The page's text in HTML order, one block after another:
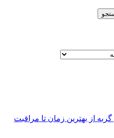
از بهترین زمان تا مراقبت‌